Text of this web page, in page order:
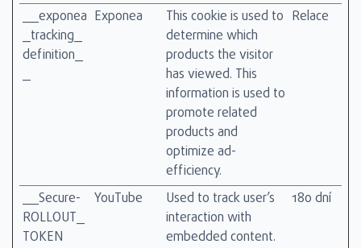
__exponea
_tracking_
definition_
_
Exponea
This cookie is used to
determine which
products the visitor
has viewed. This
information is used to
promote related
products and
optimize ad-
efficiency.
Relace
__Secure-
ROLLOUT_
TOKEN
YouTube
Used to track user’s
interaction with
embedded content.
180 dní